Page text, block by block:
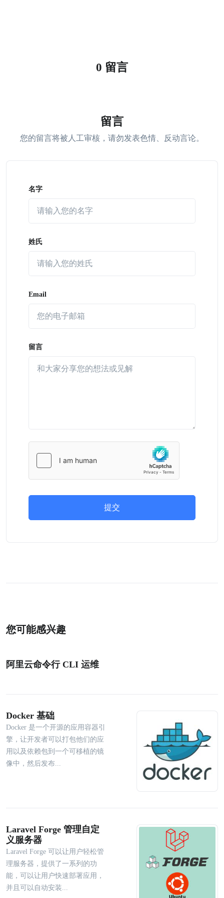
0 留言
留言
您的留言将被人工审核，请勿发表色情、反动言论。
名字
姓氏
Email
留言
提交
您可能感兴趣
阿里云命令行 CLI 运维
Docker 基础
Docker 是一个开源的应用容器引
擎，让开发者可以打包他们的应
用以及依赖包到一个可移植的镜
像中，然后发布...
Laravel Forge 管理自定
义服务器
Laravel Forge 可以让用户轻松管
理服务器，提供了一系列的功
能，可以让用户快速部署应用，
并且可以自动安装...